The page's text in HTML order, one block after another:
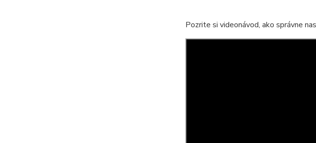
Pozrite si videonávod, ako správne